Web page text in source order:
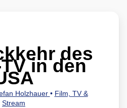
des
in den
Holzhauer • Film, TV &
Stream